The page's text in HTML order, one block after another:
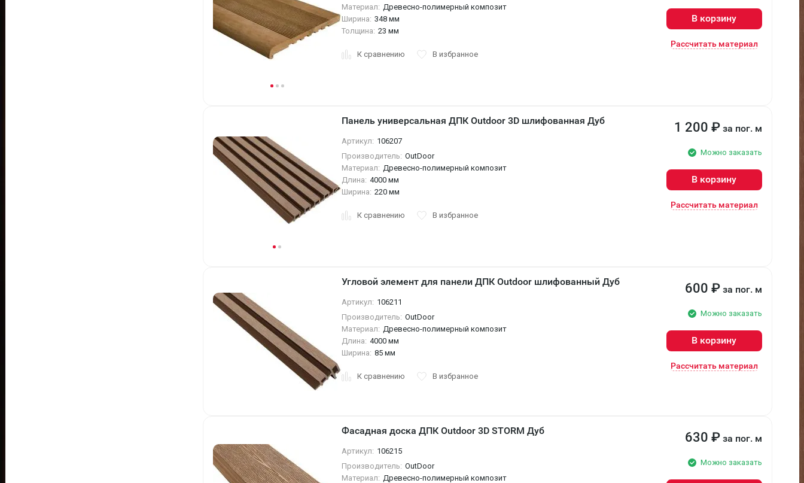
Материал: Древесно-полимерный композит
Ширина: 348 мм
Толщина: 23 мм
К сравнению В избранное
В корзину
Рассчитать материал
Панель универсальная ДПК Outdoor 3D шлифованная Дуб
Артикул: 106207
Производитель: OutDoor
Материал: Древесно-полимерный композит
Длина: 4000 мм
Ширина: 220 мм
К сравнению В избранное
1 200 ₽ за пог. м
Можно заказать
В корзину
Рассчитать материал
Угловой элемент для панели ДПК Outdoor шлифованный Дуб
Артикул: 106211
Производитель: OutDoor
Материал: Древесно-полимерный композит
Длина: 4000 мм
Ширина: 85 мм
К сравнению В избранное
600 ₽ за пог. м
Можно заказать
В корзину
Рассчитать материал
Фасадная доска ДПК Outdoor 3D STORM Дуб
Артикул: 106215
Производитель: OutDoor
Материал: Древесно-полимерный композит
630 ₽ за пог. м
Можно заказать